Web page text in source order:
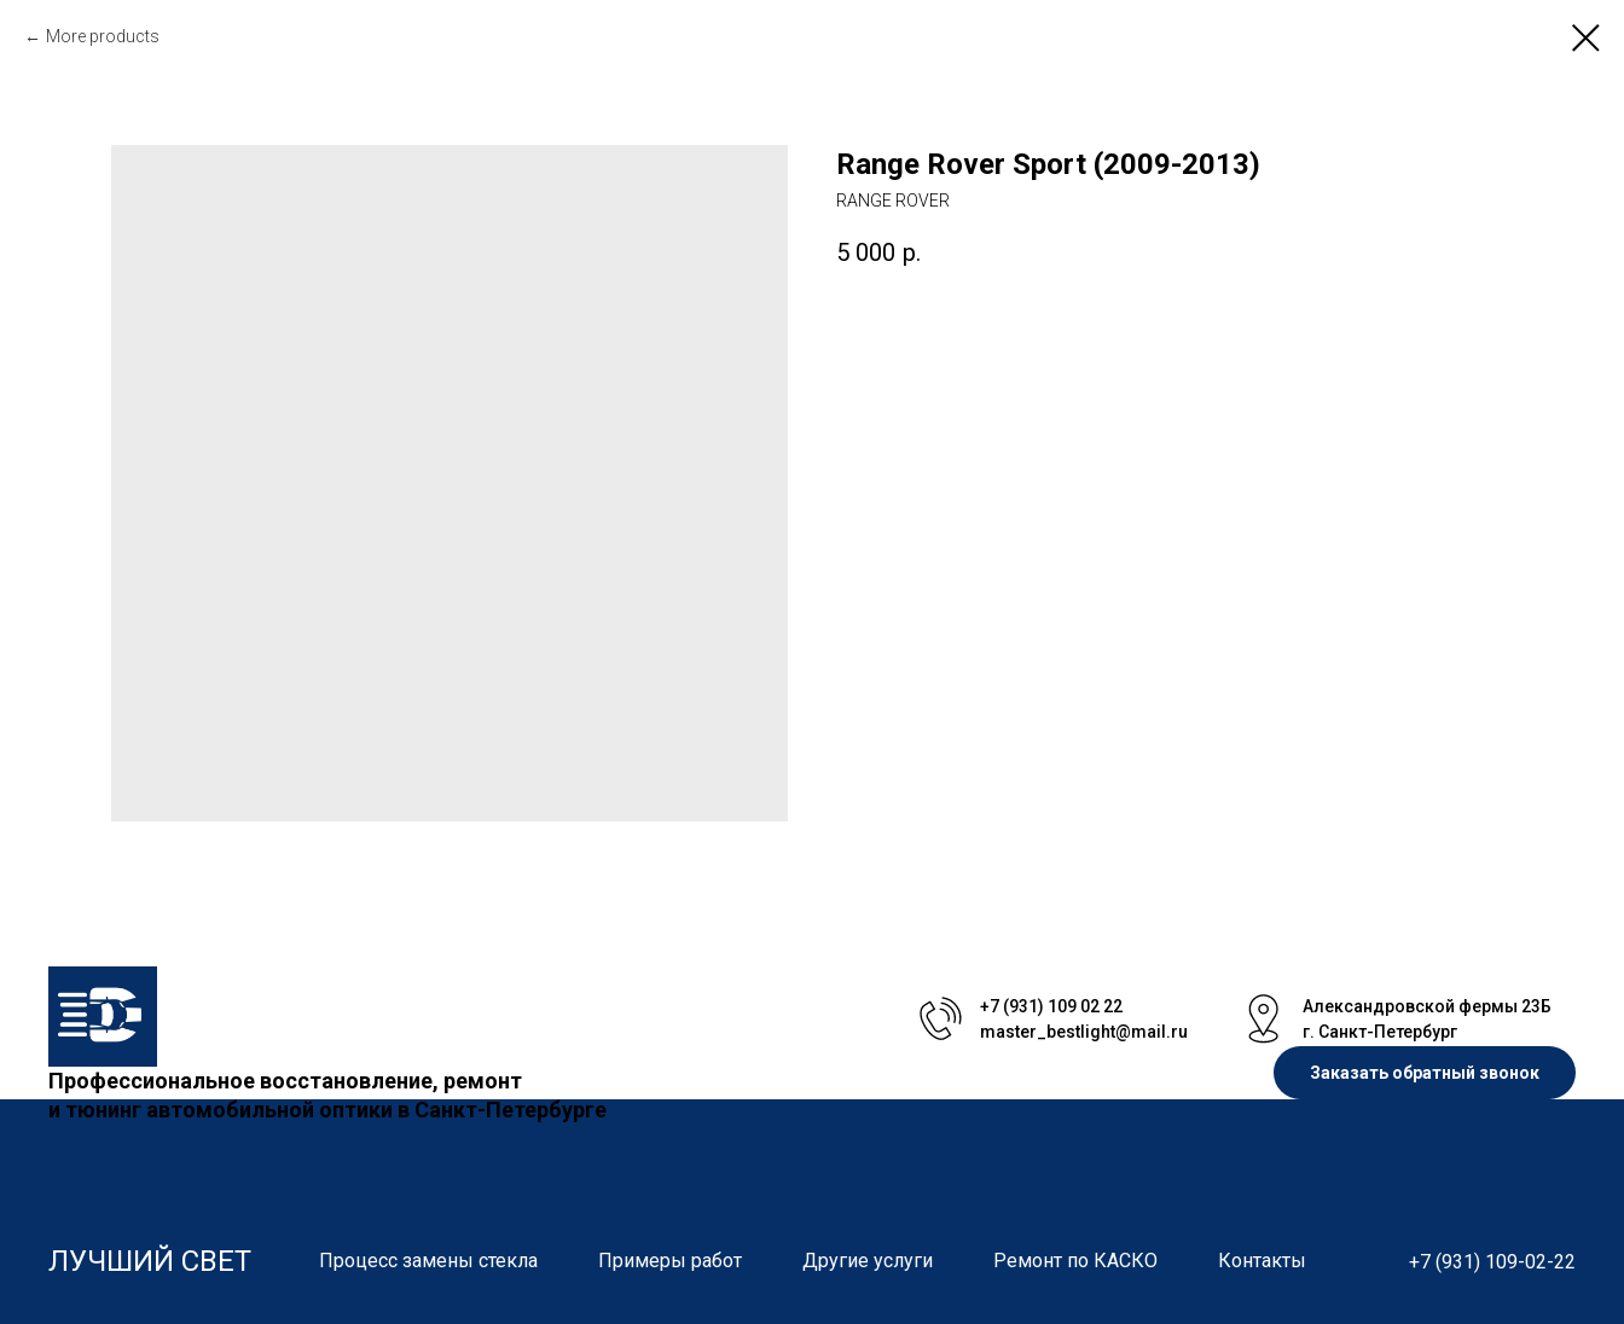
More products
Range Rover Sport (2009-2013)
RANGE ROVER
5 000 р.
Профессиональное восстановление, ремонт
и тюнинг автомобильной оптики в Санкт-Петербурге
+7 (931) 109 02 22
master_bestlight@mail.ru
Александровской фермы 23Б
г. Санкт-Петербург
Заказать обратный звонок
ЛУЧШИЙ СВЕТ Процесс замены стекла Примеры работ Другие услуги Ремонт по КАСКО Контакты +7 (931) 109-02-22